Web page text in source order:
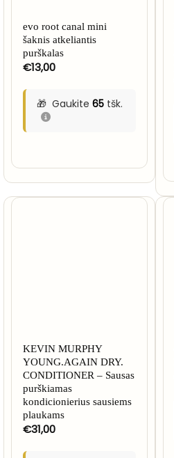
evo root canal mini
šaknis atkeliantis
purškalas
€13,00
Gaukite 65tšk.
KEVIN MURPHY
YOUNG.AGAIN DRY.
CONDITIONER – Sausas
purškiamas
kondicionierius sausiems
plaukams
€31,00